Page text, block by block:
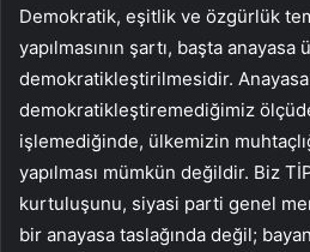
Demokratik, eşitlik ve özgürlük
yapılmasının şartı, başta
demokratikleştirilmesidir.
demokratikleştiremediğimiz
işlemediğinde, ülkemizin
yapılması mümkün değildir. Biz
kurtuluşunu, siyasi parti genel
bir anayasa taslağında değil;